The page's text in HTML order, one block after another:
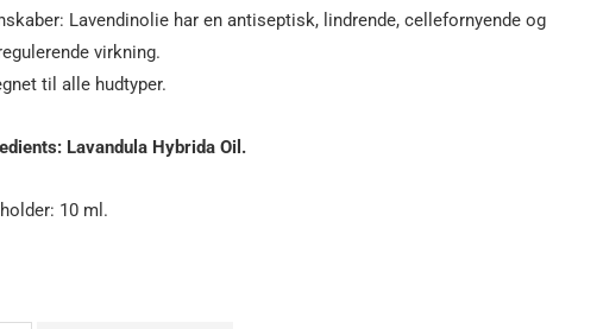
Lavendinolie har en antiseptisk, lindrende, cellefornyende og
virkning.
til alle hudtyper.
Lavandula Hybrida Oil.
10 ml.